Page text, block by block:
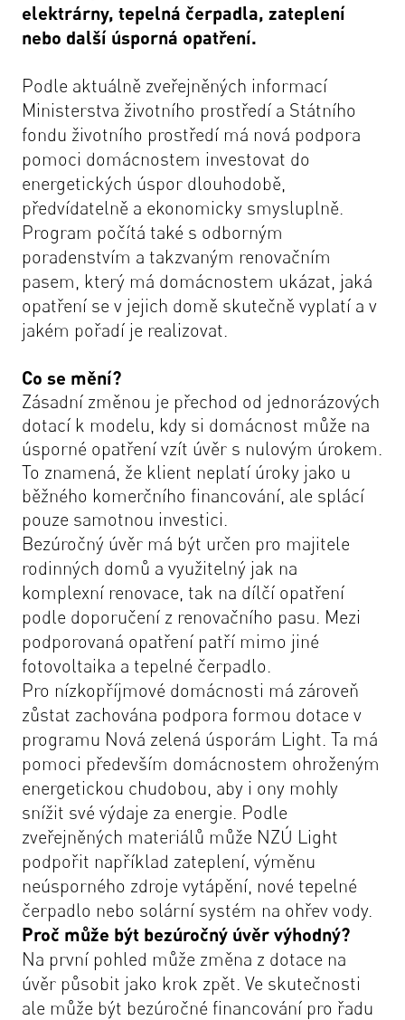
elektrárny, tepelná čerpadla, zateplení
nebo další úsporná opatření.
Podle aktuálně zveřejněných informací
Ministerstva životního prostředí a Státního
fondu životního prostředí má nová podpora
pomoci domácnostem investovat do
energetických úspor dlouhodobě,
předvídatelně a ekonomicky smysluplně.
Program počítá také s odborným
poradenstvím a takzvaným renovačním
pasem, který má domácnostem ukázat, jaká
opatření se v jejich domě skutečně vyplatí a v
jakém pořadí je realizovat.
Co se mění?
Zásadní změnou je přechod od jednorázových
dotací k modelu, kdy si domácnost může na
úsporné opatření vzít úvěr s nulovým úrokem.
To znamená, že klient neplatí úroky jako u
běžného komerčního financování, ale splácí
pouze samotnou investici.
Bezúročný úvěr má být určen pro majitele
rodinných domů a využitelný jak na
komplexní renovace, tak na dílčí opatření
podle doporučení z renovačního pasu. Mezi
podporovaná opatření patří mimo jiné
fotovoltaika a tepelné čerpadlo.
Pro nízkopříjmové domácnosti má zároveň
zůstat zachována podpora formou dotace v
programu Nová zelená úsporám Light. Ta má
pomoci především domácnostem ohroženým
energetickou chudobou, aby i ony mohly
snížit své výdaje za energie. Podle
zveřejněných materiálů může NZÚ Light
podpořit například zateplení, výměnu
neúsporného zdroje vytápění, nové tepelné
čerpadlo nebo solární systém na ohřev vody.
Proč může být bezúročný úvěr výhodný?
Na první pohled může změna z dotace na
úvěr působit jako krok zpět. Ve skutečnosti
ale může být bezúročné financování pro řadu